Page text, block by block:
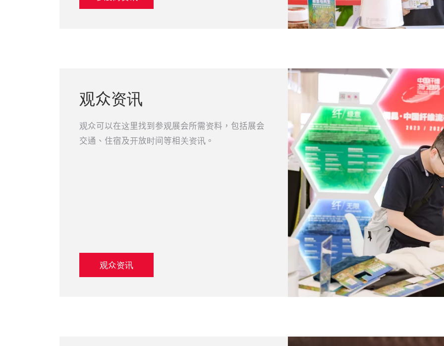
观众资讯
观众可以在这里找到参观展会所需资料，包括展会
交通、住宿及开放时间等相关资讯。
观众资讯